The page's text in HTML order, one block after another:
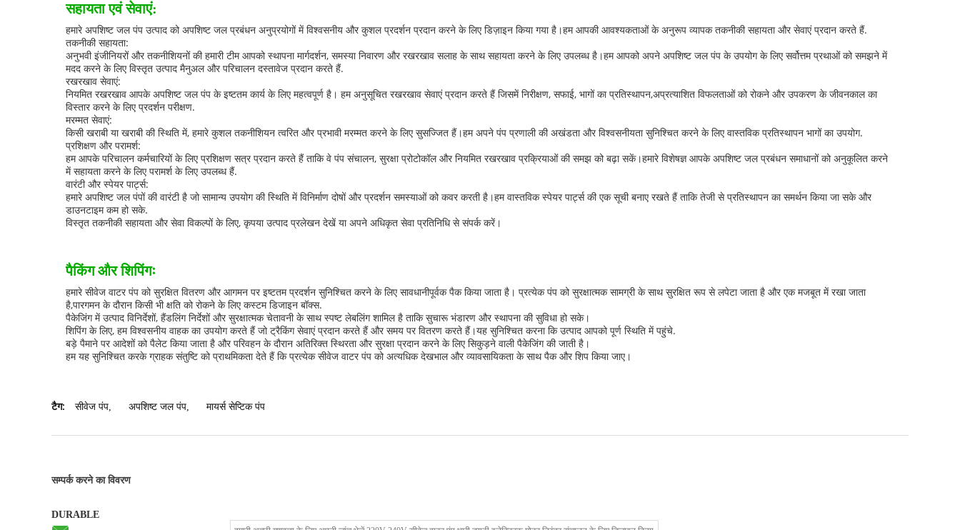
सहायता एवं सेवाएं:
हमारे अपशिष्ट जल पंप उत्पाद को अपशिष्ट जल प्रबंधन अनुप्रयोगों में विश्वसनीय और कुशल प्रदर्शन प्रदान करने के लिए डिज़ाइन किया गया है।हम आपकी आवश्यकताओं के अनुरूप व्यापक तकनीकी सहायता और सेवाएं प्रदान करते हैं.
तकनीकी सहायता:
अनुभवी इंजीनियरों और तकनीशियनों की हमारी टीम आपको स्थापना मार्गदर्शन, समस्या निवारण और रखरखाव सलाह के साथ सहायता करने के लिए उपलब्ध है।हम आपको अपने अपशिष्ट जल पंप के उपयोग के लिए सर्वोत्तम प्रथाओं को समझने में
मदद करने के लिए विस्तृत उत्पाद मैनुअल और परिचालन दस्तावेज प्रदान करते हैं.
रखरखाव सेवाएं:
नियमित रखरखाव आपके अपशिष्ट जल पंप के इष्टतम कार्य के लिए महत्वपूर्ण है। हम अनुसूचित रखरखाव सेवाएं प्रदान करते हैं जिसमें निरीक्षण, सफाई, भागों का प्रतिस्थापन,अप्रत्याशित विफलताओं को रोकने और उपकरण के जीवनकाल का
विस्तार करने के लिए प्रदर्शन परीक्षण.
मरम्मत सेवाएं:
किसी खराबी या खराबी की स्थिति में, हमारे कुशल तकनीशियन त्वरित और प्रभावी मरम्मत करने के लिए सुसज्जित हैं।हम अपने पंप प्रणाली की अखंडता और विश्वसनीयता सुनिश्चित करने के लिए वास्तविक प्रतिस्थापन भागों का उपयोग.
प्रशिक्षण और परामर्श:
हम आपके परिचालन कर्मचारियों के लिए प्रशिक्षण सत्र प्रदान करते हैं ताकि वे पंप संचालन, सुरक्षा प्रोटोकॉल और नियमित रखरखाव प्रक्रियाओं की समझ को बढ़ा सकें।हमारे विशेषज्ञ आपके अपशिष्ट जल प्रबंधन समाधानों को अनुकूलित करने
में सहायता करने के लिए परामर्श के लिए उपलब्ध हैं.
वारंटी और स्पेयर पार्ट्स:
हमारे अपशिष्ट जल पंपों की वारंटी है जो सामान्य उपयोग की स्थिति में विनिर्माण दोषों और प्रदर्शन समस्याओं को कवर करती है।हम वास्तविक स्पेयर पार्ट्स की एक सूची बनाए रखते हैं ताकि तेजी से प्रतिस्थापन का समर्थन किया जा सके और
डाउनटाइम कम हो सके.
विस्तृत तकनीकी सहायता और सेवा विकल्पों के लिए, कृपया उत्पाद प्रलेखन देखें या अपने अधिकृत सेवा प्रतिनिधि से संपर्क करें।
पैकिंग और शिपिंगः
हमारे सीवेज वाटर पंप को सुरक्षित वितरण और आगमन पर इष्टतम प्रदर्शन सुनिश्चित करने के लिए सावधानीपूर्वक पैक किया जाता है। प्रत्येक पंप को सुरक्षात्मक सामग्री के साथ सुरक्षित रूप से लपेटा जाता है और एक मजबूत में रखा जाता
है,पारगमन के दौरान किसी भी क्षति को रोकने के लिए कस्टम डिजाइन बॉक्स.
पैकेजिंग में उत्पाद विनिर्देशों, हैंडलिंग निर्देशों और सुरक्षात्मक चेतावनी के साथ स्पष्ट लेबलिंग शामिल है ताकि सुचारू भंडारण और स्थापना की सुविधा हो सके।
शिपिंग के लिए, हम विश्वसनीय वाहक का उपयोग करते हैं जो ट्रैकिंग सेवाएं प्रदान करते हैं और समय पर वितरण करते हैं।यह सुनिश्चित करना कि उत्पाद आपको पूर्ण स्थिति में पहुंचे.
बड़े पैमाने पर आदेशों को पैलेट किया जाता है और परिवहन के दौरान अतिरिक्त स्थिरता और सुरक्षा प्रदान करने के लिए सिकुड़ने वाली पैकेजिंग की जाती है।
हम यह सुनिश्चित करके ग्राहक संतुष्टि को प्राथमिकता देते हैं कि प्रत्येक सीवेज वाटर पंप को अत्यधिक देखभाल और व्यावसायिकता के साथ पैक और शिप किया जाए।
टैग: सीवेज पंप, अपशिष्ट जल पंप, मायर्स सेप्टिक पंप
सम्पर्क करने का विवरण
DURABLE